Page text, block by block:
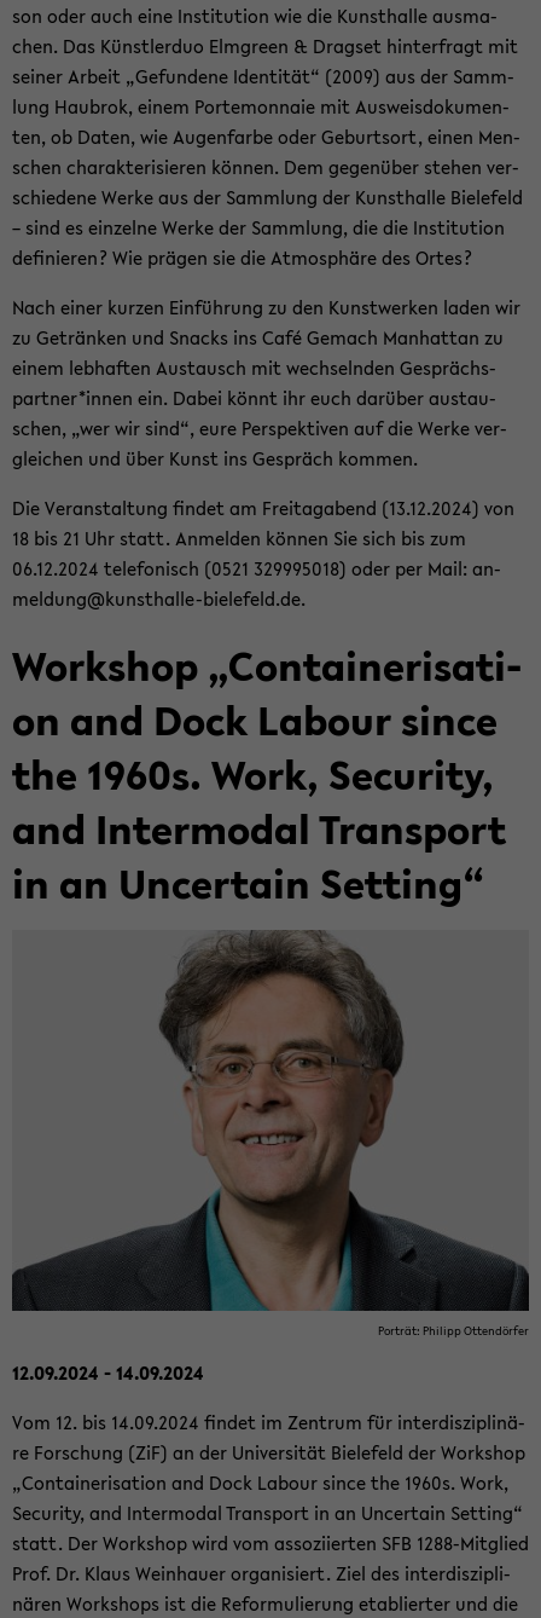
son oder auch eine In­sti­tu­ti­on wie die Kunst­hal­le aus­ma­
chen. Das Künst­ler­duo Elm­green & Drags­et hin­ter­fragt mit
sei­ner Ar­beit „Ge­fun­de­ne Iden­ti­tät“ (2009) aus der Samm­
lung Hau­brok, einem Porte­mon­naie mit Aus­weis­do­ku­men­
ten, ob Daten, wie Au­gen­far­be oder Ge­burts­ort, einen Men­
schen cha­rak­te­ri­sie­ren kön­nen. Dem ge­gen­über ste­hen ver­
schie­de­ne Werke aus der Samm­lung der Kunst­hal­le Bie­le­feld
– sind es ein­zel­ne Werke der Samm­lung, die die In­sti­tu­ti­on
de­fi­nie­ren? Wie prä­gen sie die At­mo­sphä­re des Ortes?
Nach einer kur­zen Ein­füh­rung zu den Kunst­wer­ken laden wir
zu Ge­trän­ken und Snacks ins Café Ge­mach Man­hat­tan zu
einem leb­haf­ten Aus­tausch mit wech­seln­den Ge­sprächs­
part­ner*innen ein. Dabei könnt ihr euch dar­über aus­tau­
schen, „wer wir sind“, eure Per­spek­ti­ven auf die Werke ver­
glei­chen und über Kunst ins Ge­spräch kom­men.
Die Ver­an­stal­tung fin­det am Frei­tag­abend (13.12.2024) von
18 bis 21 Uhr statt. An­mel­den kön­nen Sie sich bis zum
06.12.2024 te­le­fo­nisch (0521 329995018) oder per Mail: an­
mel­dung@kunsthalle-​bielefeld.de.
Work­shop „Con­tai­ne­ri­sa­ti­
on and Dock La­bour since
the 1960s. Work, Se­cu­ri­ty,
and In­ter­mo­dal Trans­port
in an Un­cer­tain Set­ting“
Por­trät: Phil­ipp Ot­ten­dör­fer
12.09.2024 - 14.09.2024
Vom 12. bis 14.09.2024 fin­det im Zen­trum für in­ter­dis­zi­pli­nä­
re For­schung (ZiF) an der Uni­ver­si­tät Bie­le­feld der Work­shop
„Con­tai­ne­ri­sa­ti­on and Dock La­bour since the 1960s. Work,
Se­cu­ri­ty, and In­ter­mo­dal Trans­port in an Un­cer­tain Set­ting“
statt. Der Work­shop wird vom as­so­zi­ier­ten SFB 1288-​Mitglied
Prof. Dr. Klaus Wein­hau­er or­ga­ni­siert. Ziel des in­ter­dis­zi­pli­
nä­ren Work­shops ist die Re­for­mu­lie­rung eta­blier­ter und die